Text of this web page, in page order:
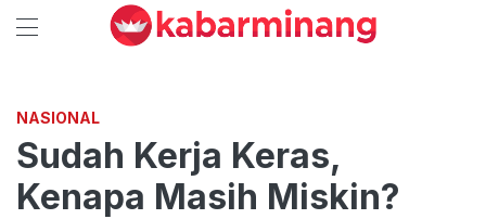
NASIONAL
Sudah Kerja Keras,
Kenapa Masih Miskin?